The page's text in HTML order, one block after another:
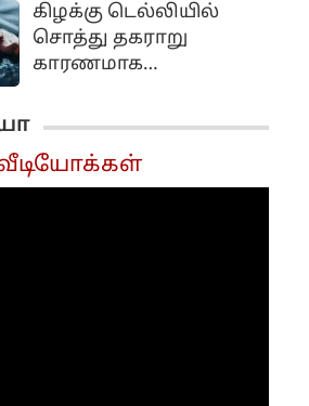
குறித்து ஆலோசித்து
வருவதாக தகவல்கள்
வெளியாகியுள்ளன.
கிழக்கு டெல்லியில்
சொத்து தகராறு
காரணமாக
செய்யப்பட்டுள்ளார்.